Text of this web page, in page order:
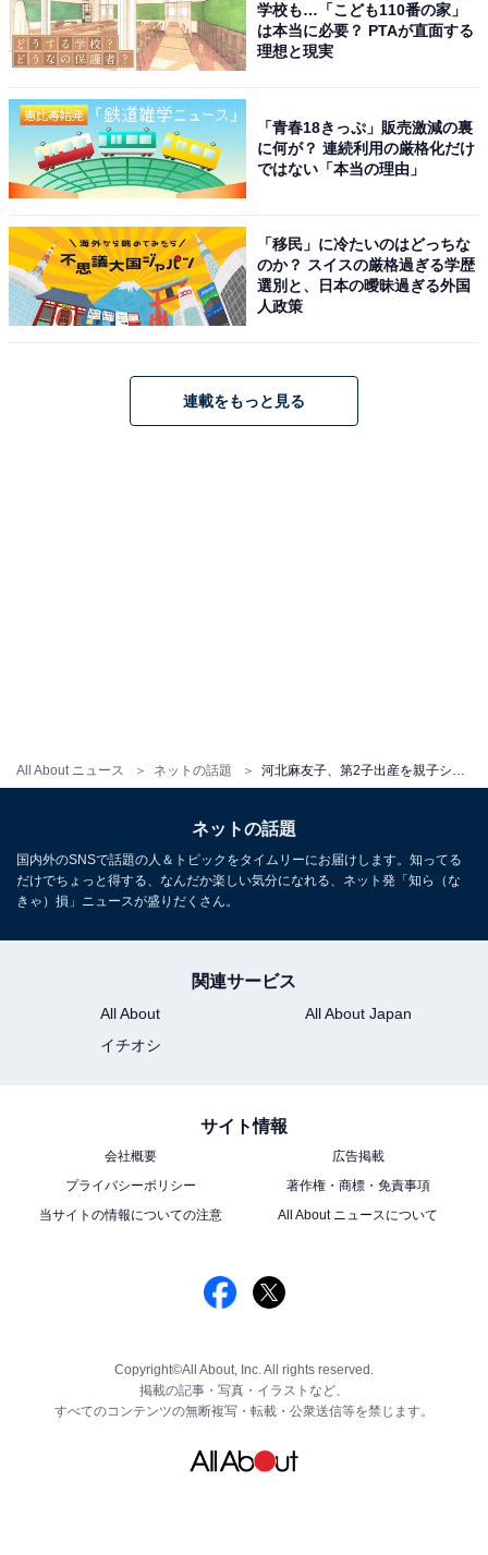
All About ニュース ネットの話題
学校も…「こども110番の家」
は本当に必要？ PTAが直面する
理想と現実
「青春18きっぷ」販売激減の裏
に何が？ 連続利用の厳格化だけ
ではない「本当の理由」
「移民」に冷たいのはどっちな
のか？ スイスの厳格過ぎる学歴
選別と、日本の曖昧過ぎる外国
人政策
連載をもっと見る
ネットの話題
国内外のSNSで話題の人＆トピックをタイムリーにお届けします。知ってる
だけでちょっと得する、なんだか楽しい気分になれる、ネット発「知ら（な
きゃ）損」ニュースが盛りだくさん。
関連サービス
All About
All About Japan
イチオシ
サイト情報
会社概要
広告掲載
プライバシーポリシー
著作権・商標・免責事項
当サイトの情報についての注意
All About ニュースについて
Copyright©All About, Inc. All rights reserved.
掲載の記事・写真・イラストなど、
すべてのコンテンツの無断複写・転載・公衆送信等を禁じます。